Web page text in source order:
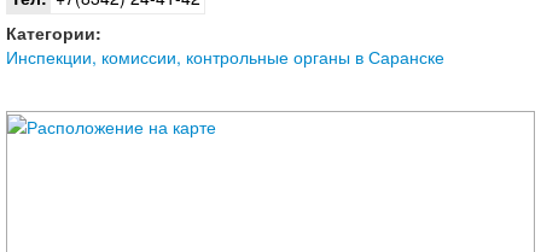
Категории:
Инспекции, комиссии, контрольные органы в Саранске